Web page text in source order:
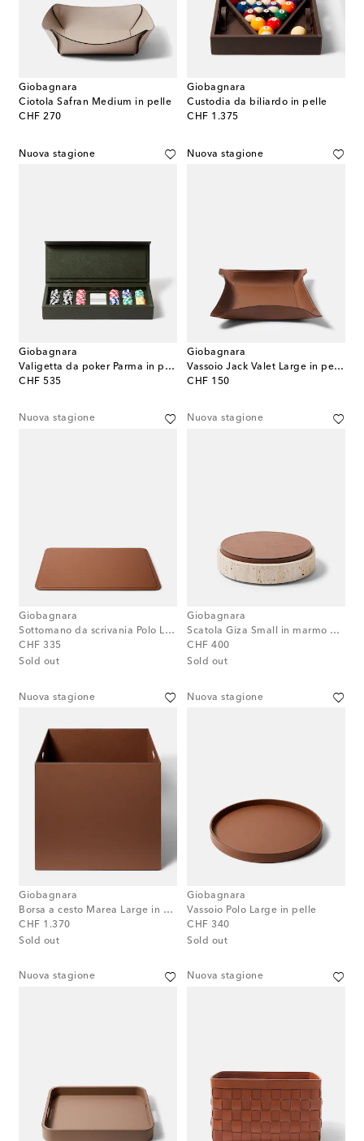
Giobagnara
Ciotola Safran Medium in pelle
CHF 270
original price
Giobagnara
Custodia da biliardo in pelle
CHF 1.375
original price
Nuova stagione
Giobagnara
Valigetta da poker Parma in pelle
CHF 535
original price
Nuova stagione
Giobagnara
Vassoio Jack Valet Large in pelle
CHF 150
original price
Nuova stagione
Giobagnara
Sottomano da scrivania Polo Large in pelle
CHF 335
original price
Sold out
Nuova stagione
Giobagnara
Scatola Giza Small in marmo e pelle
CHF 400
original price
Sold out
Nuova stagione
Giobagnara
Borsa a cesto Marea Large in pelle
CHF 1.370
original price
Sold out
Nuova stagione
Giobagnara
Vassoio Polo Large in pelle
CHF 340
original price
Sold out
Nuova stagione Nuova stagione